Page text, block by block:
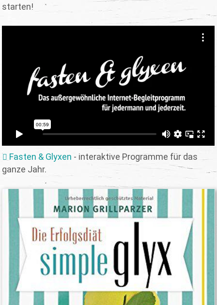
starten!
Fasten & Glyxen - interaktive Programme für das
ganze Jahr.